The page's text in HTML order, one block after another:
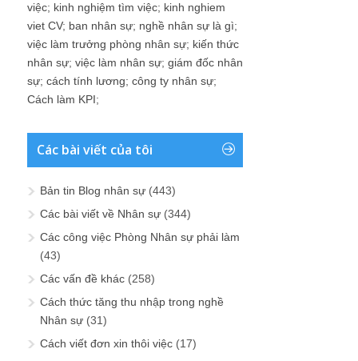
việc; kinh nghiệm tìm việc; kinh nghiem
viet CV; ban nhân sự; nghề nhân sự là gì;
việc làm trưởng phòng nhân sự; kiến thức
nhân sự; việc làm nhân sự; giám đốc nhân
sự; cách tính lương; công ty nhân sự;
Cách làm KPI;
Các bài viết của tôi
Bản tin Blog nhân sự (443)
Các bài viết về Nhân sự (344)
Các công việc Phòng Nhân sự phải làm
(43)
Các vấn đề khác (258)
Cách thức tăng thu nhập trong nghề
Nhân sự (31)
Cách viết đơn xin thôi việc (17)